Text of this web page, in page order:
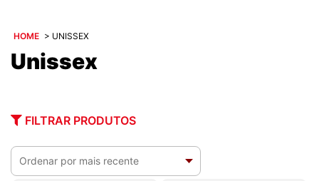
HOME > UNISSEX
Unissex
FILTRAR PRODUTOS